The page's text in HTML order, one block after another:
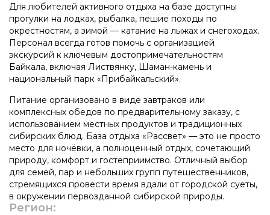
Для любителей активного отдыха на базе доступны
прогулки на лодках, рыбалка, пешие походы по
окрестностям, а зимой — катание на лыжах и снегоходах.
Персонал всегда готов помочь с организацией
экскурсий к ключевым достопримечательностям
Байкала, включая Листвянку, Шаман-камень и
национальный парк «Прибайкальский».
Питание организовано в виде завтраков или
комплексных обедов по предварительному заказу, с
использованием местных продуктов и традиционных
сибирских блюд. База отдыха «Рассвет» — это не просто
место для ночёвки, а полноценный отдых, сочетающий
природу, комфорт и гостеприимство. Отличный выбор
для семей, пар и небольших групп путешественников,
стремящихся провести время вдали от городской суеты,
в окружении первозданной сибирской природы.
Регион: